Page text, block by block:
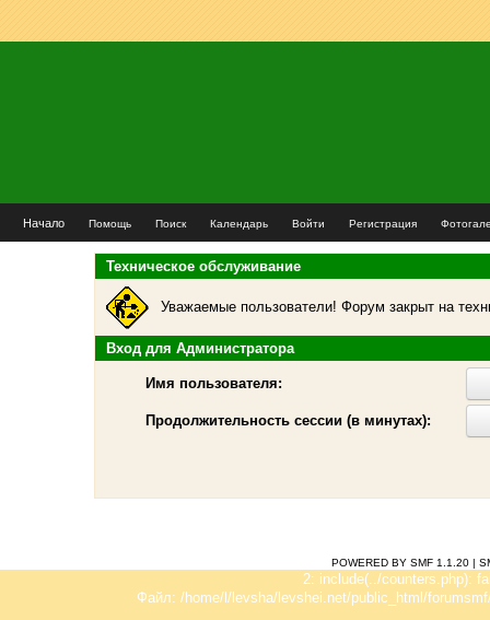
Начало Помощь Поиск Календарь Войти Регистрация
Техническое обслуживание
Уважаемые пользователи! Форум закрыт на
Вход для Администратора
Имя пользователя:
Продолжительность сессии (в минутах):
POWERED BY SMF 1.1.20 |
2: include(../counters.php):
Файл: /home/l/levsha/levshei.net/public_html/